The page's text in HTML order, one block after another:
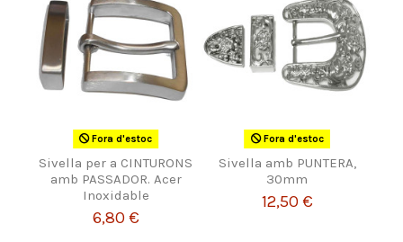
Fora d'estoc
Sivella per a CINTURONS
amb PASSADOR. Acer
Inoxidable
6,80 €
Fora d'estoc
Sivella amb PUNTERA,
30mm
12,50 €